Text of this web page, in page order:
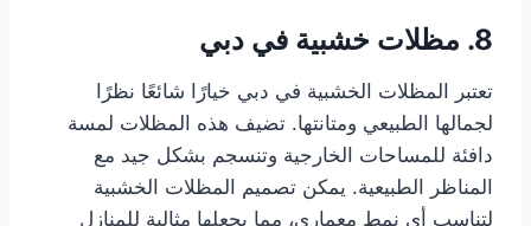
8. مظلات خشبية في دبي
تعتبر المظلات الخشبية في دبي خيارًا شائعًا نظرًا
لجمالها الطبيعي ومتانتها. تضيف هذه المظلات لمسة
دافئة للمساحات الخارجية وتنسجم بشكل جيد مع
المناظر الطبيعية. يمكن تصميم المظلات الخشبية
لتناسب أي نمط معماري، مما يجعلها مثالية للمنازل